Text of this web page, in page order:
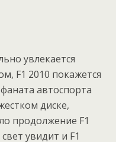
увлекается
F1 2010 покажется
автоспорта
диске,
продолжение F1
увидит и F1